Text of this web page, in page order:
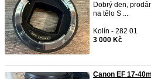
Dobrý den,
na tělo S ...
Kolín - 282 01
3 000 Kč
Canon EF 17-